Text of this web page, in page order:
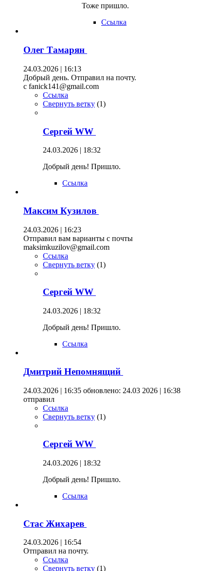
Тоже пришло.
Ссылка
Олег Тамарян
24.03.2026 | 16:13
Добрый день. Отправил на почту.
c fanick141@gmail.com
Ссылка
Свернуть ветку (1)
Сергей WW
24.03.2026 | 18:32
Добрый день! Пришло.
Ссылка
Максим Кузилов
24.03.2026 | 16:23
Отправил вам варианты с почты
maksimkuzilov@gmail.com
Ссылка
Свернуть ветку (1)
Сергей WW
24.03.2026 | 18:32
Добрый день! Пришло.
Ссылка
Дмитрий Непомнящий
24.03.2026 | 16:35 обновлено: 24.03 2026 | 16:38
отправил
Ссылка
Свернуть ветку (1)
Сергей WW
24.03.2026 | 18:32
Добрый день! Пришло.
Ссылка
Стас Жихарев
24.03.2026 | 16:54
Отправил на почту.
Ссылка
Свернуть ветку (1)